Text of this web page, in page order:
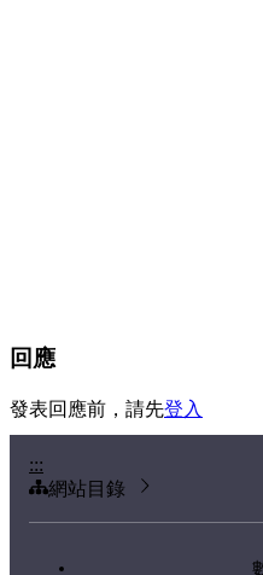
回應
發表回應前，請先登入
:::
網站目錄